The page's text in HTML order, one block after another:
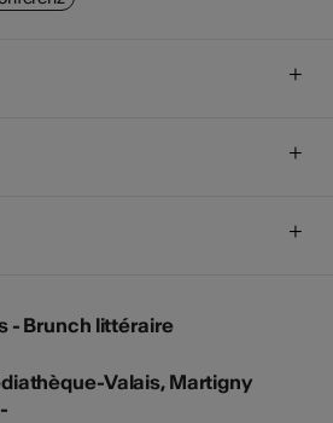
- Brunch littéraire
Valais, Martigny